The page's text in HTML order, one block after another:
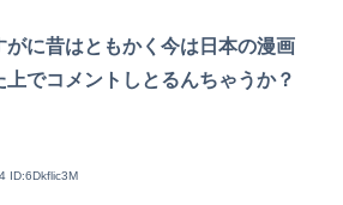
がに昔はともかく今は日本の漫画
上でコメントしとるんちゃうか？
ID:6Dkflic3M